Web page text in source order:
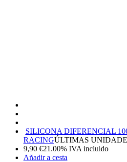
SILICONA DIFERENCIAL
RACINGÚLTIMAS
9,90 €21.00% IVA incluido
Añadir a cesta